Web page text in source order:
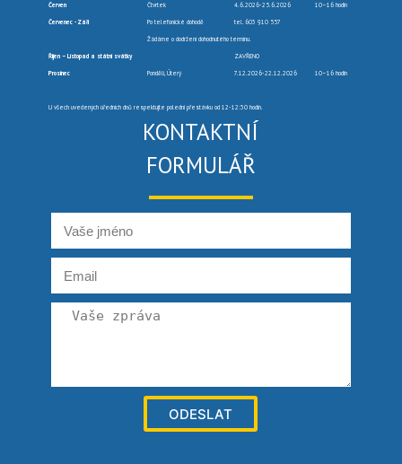
Červen Čtvrtek 4.6.2026-25.6.2026 10–16 hodin
Červenec -Září Po telefonické dohodě tel. 603 910 557
Žádáme o dodržení dohodnutého termínu.
Říjen – Listopad a státní svátky ZAVŘENO
Prosinec Pondělí, Úterý 7.12.2026-22.12.2026 10–16 hodin
U všech uvedených úředních dnů respektujte polední přestávku od 12-12:30 hodin.
KONTAKTNÍ
FORMULÁŘ
ODESLAT